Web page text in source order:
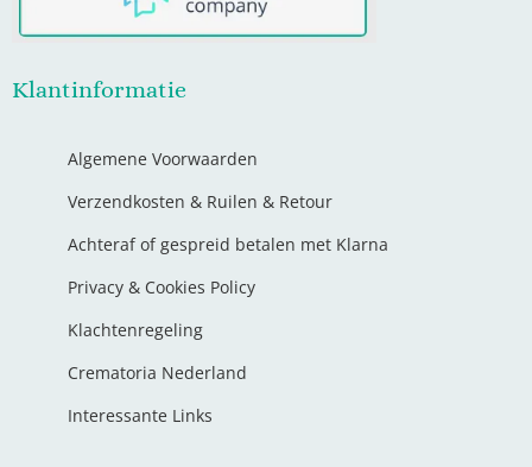
Klantinformatie
Algemene Voorwaarden
Verzendkosten & Ruilen & Retour
Achteraf of gespreid betalen met Klarna
Privacy & Cookies Policy
Klachtenregeling
Crematoria Nederland
Interessante Links